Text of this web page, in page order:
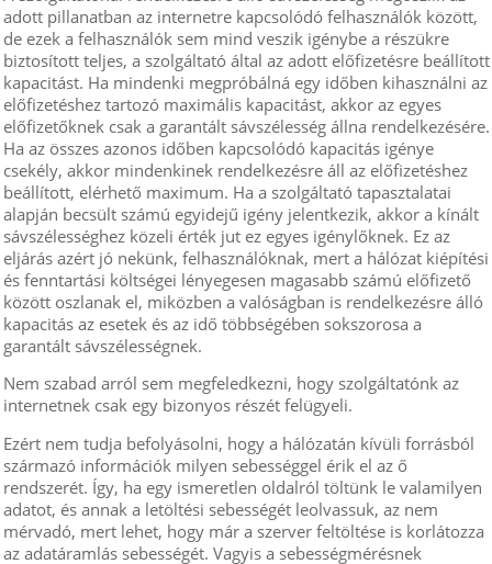
adott pillanatban az internetre kapcsolódó felhasználók között,
de ezek a felhasználók sem mind veszik igénybe a részükre
biztosított teljes, a szolgáltató által az adott előfizetésre beállított
kapacitást. Ha mindenki megpróbálná egy időben kihasználni az
előfizetéshez tartozó maximális kapacitást, akkor az egyes
előfizetőknek csak a garantált sávszélesség állna rendelkezésére.
Ha az összes azonos időben kapcsolódó kapacitás igénye
csekély, akkor mindenkinek rendelkezésre áll az előfizetéshez
beállított, elérhető maximum. Ha a szolgáltató tapasztalatai
alapján becsült számú egyidejű igény jelentkezik, akkor a kínált
sávszélességhez közeli érték jut ez egyes igénylőknek. Ez az
eljárás azért jó nekünk, felhasználóknak, mert a hálózat kiépítési
és fenntartási költségei lényegesen magasabb számú előfizető
között oszlanak el, miközben a valóságban is rendelkezésre álló
kapacitás az esetek és az idő többségében sokszorosa a
garantált sávszélességnek.
Nem szabad arról sem megfeledkezni, hogy szolgáltatónk az
internetnek csak egy bizonyos részét felügyeli.
Ezért nem tudja befolyásolni, hogy a hálózatán kívüli forrásból
származó információk milyen sebességgel érik el az ő
rendszerét. Így, ha egy ismeretlen oldalról töltünk le valamilyen
adatot, és annak a letöltési sebességét leolvassuk, az nem
mérvadó, mert lehet, hogy már a szerver feltöltése is korlátozza
az adatáramlás sebességét. Vagyis a sebességmérésnek